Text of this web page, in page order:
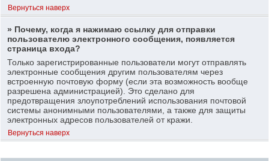
Вернуться наверх
» Почему, когда я нажимаю ссылку для отправки
пользователю электронного сообщения, появляется
страница входа?
Только зарегистрированные пользователи могут отправлять
электронные сообщения другим пользователям через
встроенную почтовую форму (если эта возможность вообще
разрешена администрацией). Это сделано для
предотвращения злоупотреблений использования почтовой
системы анонимными пользователями, а также для защиты
электронных адресов пользователей от кражи.
Вернуться наверх